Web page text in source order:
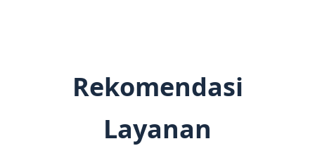
Rekomendasi
Layanan